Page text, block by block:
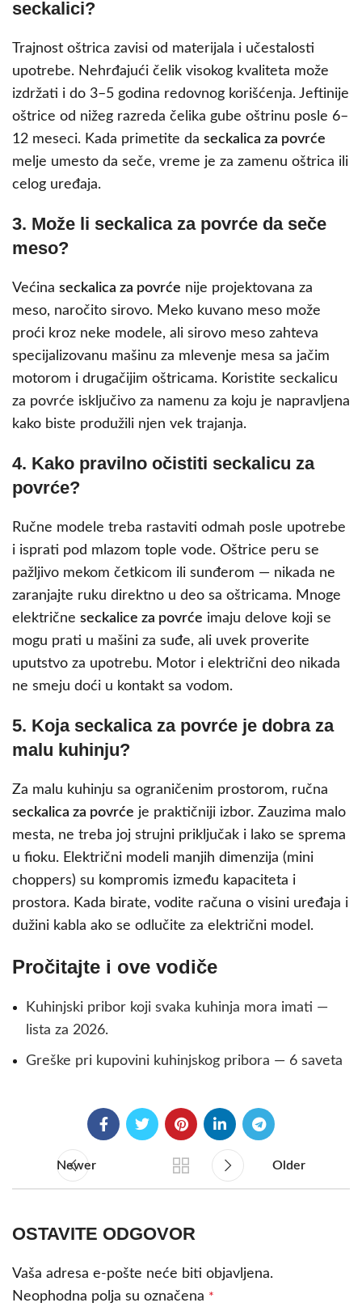
seckalici?
Trajnost oštrica zavisi od materijala i učestalosti
upotrebe. Nehrđajući čelik visokog kvaliteta može
izdržati i do 3–5 godina redovnog korišćenja. Jeftinije
oštrice od nižeg razreda čelika gube oštrinu posle 6–
12 meseci. Kada primetite da seckalica za povrće
melje umesto da seče, vreme je za zamenu oštrica ili
celog uređaja.
3. Može li seckalica za povrće da seče
meso?
Većina seckalica za povrće nije projektovana za
meso, naročito sirovo. Meko kuvano meso može
proći kroz neke modele, ali sirovo meso zahteva
specijalizovanu mašinu za mlevenje mesa sa jačim
motorom i drugačijim oštricama. Koristite seckalicu
za povrće isključivo za namenu za koju je napravljena
kako biste produžili njen vek trajanja.
4. Kako pravilno očistiti seckalicu za
povrće?
Ručne modele treba rastaviti odmah posle upotrebe
i isprati pod mlazom tople vode. Oštrice peru se
pažljivo mekom četkicom ili sunđerom — nikada ne
zaranjajte ruku direktno u deo sa oštricama. Mnoge
električne seckalice za povrće imaju delove koji se
mogu prati u mašini za suđe, ali uvek proverite
uputstvo za upotrebu. Motor i električni deo nikada
ne smeju doći u kontakt sa vodom.
5. Koja seckalica za povrće je dobra za
malu kuhinju?
Za malu kuhinju sa ograničenim prostorom, ručna
seckalica za povrće je praktičniji izbor. Zauzima malo
mesta, ne treba joj strujni priključak i lako se sprema
u fioku. Električni modeli manjih dimenzija (mini
choppers) su kompromis između kapaciteta i
prostora. Kada birate, vodite računa o visini uređaja i
dužini kabla ako se odlučite za električni model.
Pročitajte i ove vodiče
Kuhinjski pribor koji svaka kuhinja mora imati —
lista za 2026.
Greške pri kupovini kuhinjskog pribora — 6 saveta
Newer Older
OSTAVITE ODGOVOR
Vaša adresa e-pošte neće biti objavljena.
Neophodna polja su označena *